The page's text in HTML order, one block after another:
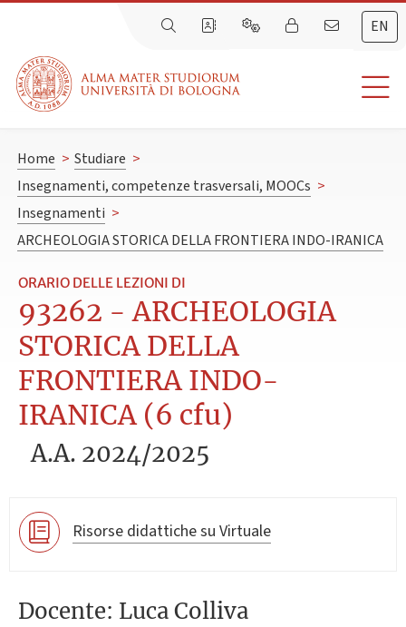
EN
Home > Studiare >
Insegnamenti, competenze trasversali, MOOCs >
Insegnamenti >
ARCHEOLOGIA STORICA DELLA FRONTIERA INDO-IRANICA
ORARIO DELLE LEZIONI DI
93262 - ARCHEOLOGIA
STORICA DELLA
FRONTIERA INDO-
IRANICA (6 cfu)
A.A. 2024/2025
Risorse didattiche su Virtuale
Docente: Luca Colliva